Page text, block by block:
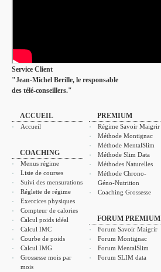
Service Client
"Jean-Michel Berille, le responsable
des télé-conseillers."
ACCUEIL
Accueil
COACHING
Menus régime
Liste de courses
Suivi des mensurations
Réglette de régime
Exercices physiques
Compteur de calories
Calcul poids idéal
Calcul IMC
Courbe de poids
Calcul IMG
Grossesse mois par
mois
PREMIUM
Régime Savoir Maigrir
Méthode Montignac
Méthode MentalSlim
Méthode Slim Data
Méthodes Naturelles
Méthode Chrono-
Géno-Nutrition
Coaching Grossesse
FORUM PREMIUM
Forum Savoir Maigrir
Forum Montignac
Forum MentalSlim
Forum SLIM data